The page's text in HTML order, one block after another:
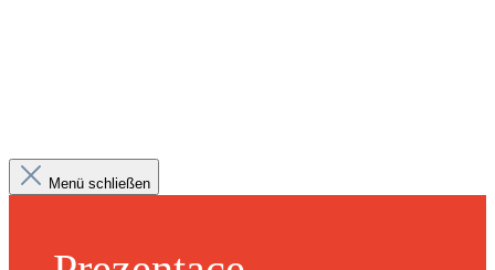
Menü schließen